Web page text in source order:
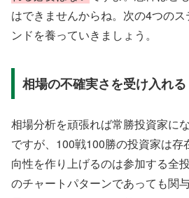
はできませんからね。次の4つの
ンドを養っていきましょう。
相場の不確実さを受け入れる
相場分析を頑張れば常勝投資家に
ですが、100戦100勝の投資家は存
向性を作り上げるのは参加する全
のチャートパターンであっても関